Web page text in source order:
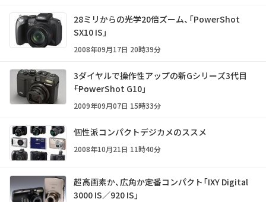
28ミリからの光学20倍ズーム、「PowerShot
SX10 IS」
2008年09月17日 20時39分
3ダイヤルで操作性アップの新Gシリーズ3代目
――「PowerShot G10」
2009年09月07日 15時33分
個性派コンパクトデジカメのススメ
2008年10月21日 11時40分
超高画素か、広角か――定番コンパクト「IXY Digital
3000 IS／920 IS」